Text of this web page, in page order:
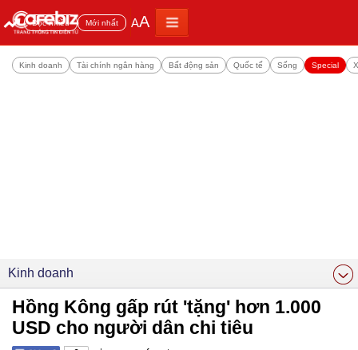
Đọc nhiều Mới nhất AA
Kinh doanh Tài chính ngân hàng Bất động sản Quốc tế Sống Special
Kinh doanh
Hồng Kông gấp rút 'tặng' hơn 1.000
USD cho người dân chi tiêu